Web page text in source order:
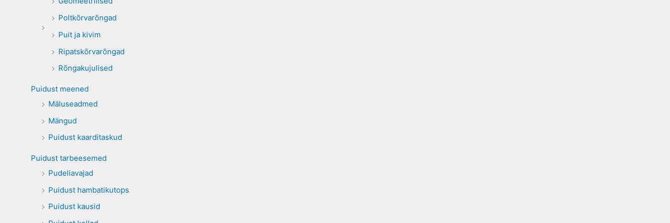
Poltkõrvarõngad
Puit ja kivim
Ripatskõrvarõngad
Rõngakujulised
Puidust meened
Mäluseadmed
Mängud
Puidust kaarditaskud
Puidust tarbeesemed
Pudeliavajad
Puidust hambatikutops
Puidust kausid